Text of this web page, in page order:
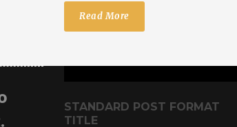
Read More
STANDARD POST FORMAT
TITLE